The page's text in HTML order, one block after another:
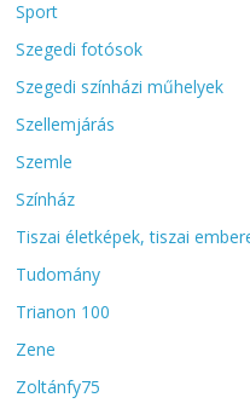
Sport
Szegedi fotósok
Szegedi színházi műhelyek
Szellemjárás
Szemle
Színház
Tiszai életképek, tiszai
Tudomány
Trianon 100
Zene
Zoltánfy75